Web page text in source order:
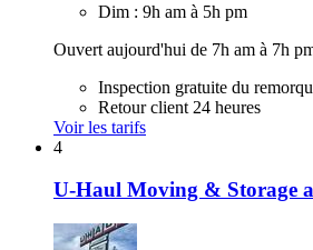
Dim : 9h am à 5h pm
Ouvert aujourd'hui de 7h am à 7h
Inspection gratuite du
Retour client 24 heures
Voir les tarifs
4
U-Haul Moving & Storage